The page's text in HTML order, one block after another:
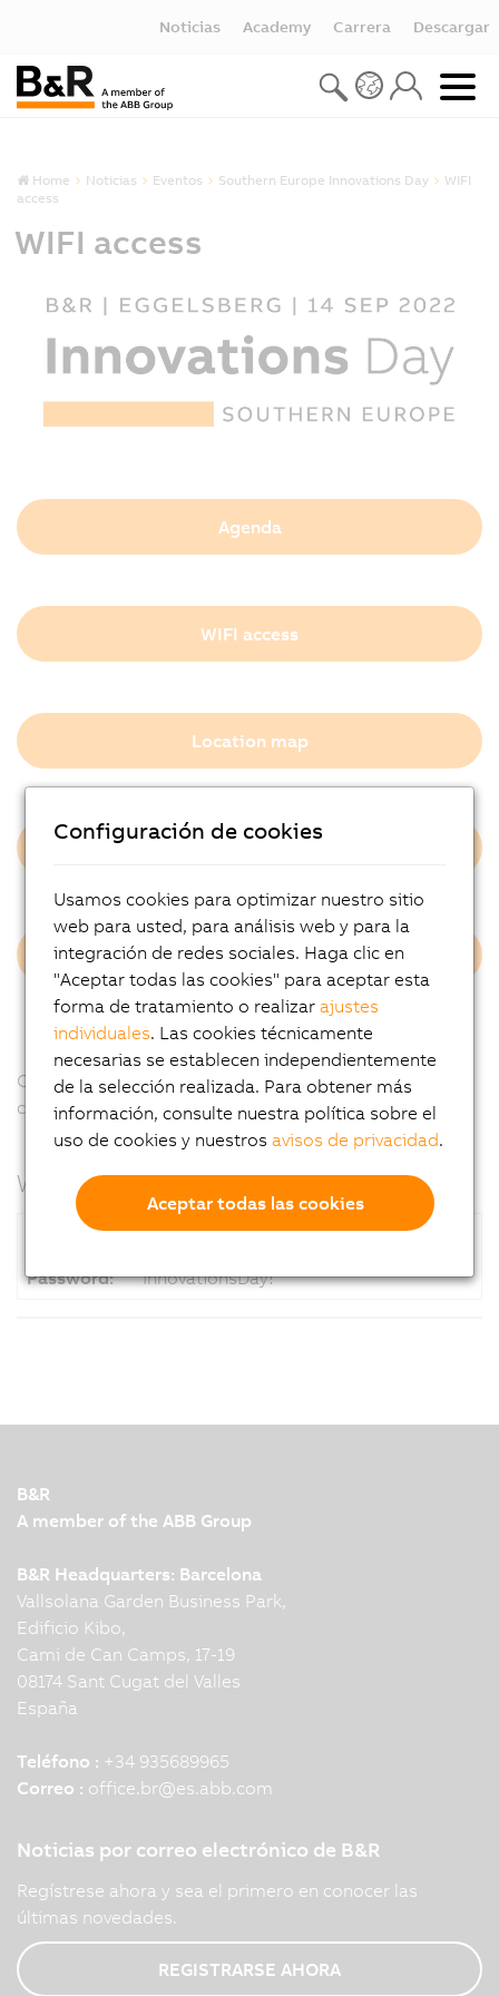
Noticias Academy Carrera Descargar
Home Noticias Eventos Southern Europe Innovations Day
WIFI
access
WIFI access
Agenda
WIFI access
Location map
Privacy notices
Connect to our free WIFI hotspot by using the
credentials below.
WIFI access data:
BRINNOVATIONSDAY
Password:
InnovationsDay!
B&R
A member of the ABB Group
B&R Headquarters: Barcelona
Vallsolana Garden Business Park,
Edificio Kibo,
Cami de Can Camps, 17-19
08174 Sant Cugat del Valles
España
Teléfono : +34 935689965
Correo : office.br@es.abb.com
Noticias por correo electrónico de B&R
Regístrese ahora y sea el primero en conocer las
últimas novedades.
REGISTRARSE AHORA
Configuración de cookies
Usamos cookies para optimizar nuestro sitio
web para usted, para análisis web y para la
integración de redes sociales. Haga clic en
"Aceptar todas las cookies" para aceptar esta
forma de tratamiento o realizarajustes
individuales. Las cookies técnicamente
necesarias se establecen independientemente
de la selección realizada. Para obtener más
información, consulte nuestra política sobre el
uso de cookies y nuestrosavisos de privacidad.
Aceptar todas las cookies